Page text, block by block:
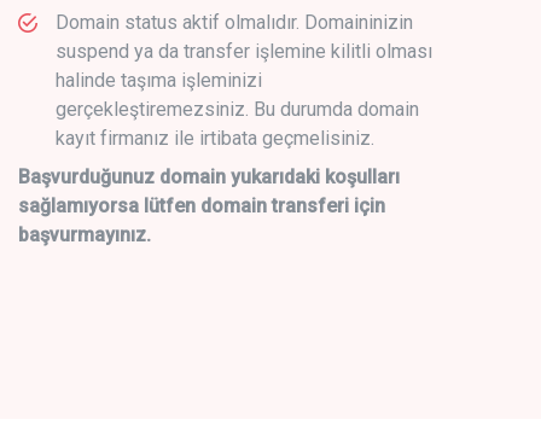
Domain status aktif olmalıdır. Domaininizin
suspend ya da transfer işlemine kilitli olması
halinde taşıma işleminizi
gerçekleştiremezsiniz. Bu durumda domain
kayıt firmanız ile irtibata geçmelisiniz.
Başvurduğunuz domain yukarıdaki koşulları
sağlamıyorsa lütfen domain transferi için
başvurmayınız.